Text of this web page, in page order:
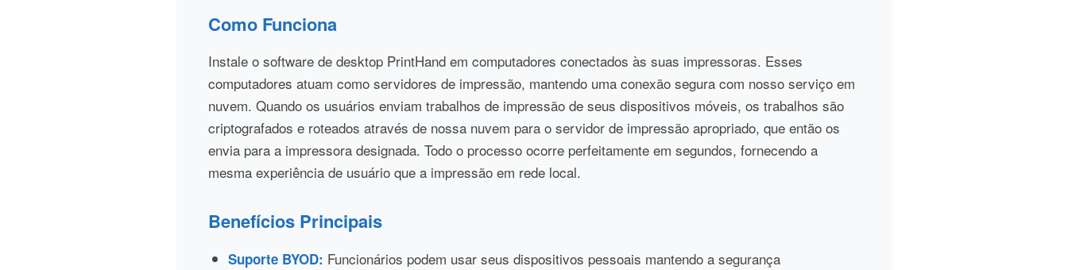
Como Funciona
Instale o software de desktop PrintHand em computadores conectados às suas impressoras. Esses
computadores atuam como servidores de impressão, mantendo uma conexão segura com nosso serviço em
nuvem. Quando os usuários enviam trabalhos de impressão de seus dispositivos móveis, os trabalhos são
criptografados e roteados através de nossa nuvem para o servidor de impressão apropriado, que então os
envia para a impressora designada. Todo o processo ocorre perfeitamente em segundos, fornecendo a
mesma experiência de usuário que a impressão em rede local.
Benefícios Principais
Suporte BYOD: Funcionários podem usar seus dispositivos pessoais mantendo a segurança